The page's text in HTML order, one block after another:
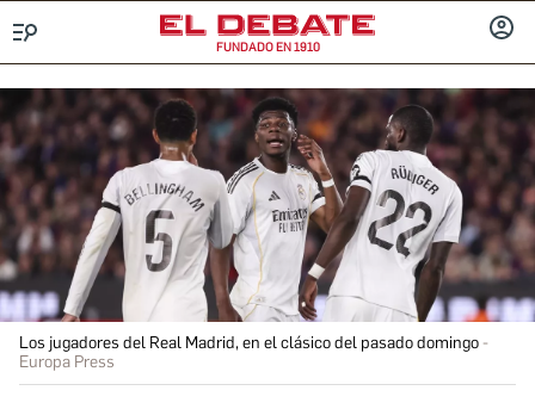
FUNDADO EN 1910
Los jugadores del Real Madrid, en el clásico del pasado domingo
Europa Press